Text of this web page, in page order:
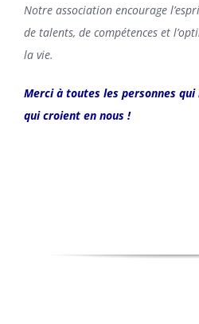
Notre association encourage
de talents, de compétences et
la vie.
Merci à toutes les personnes
qui croient en nous !